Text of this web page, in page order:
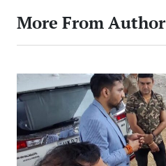
More From Author